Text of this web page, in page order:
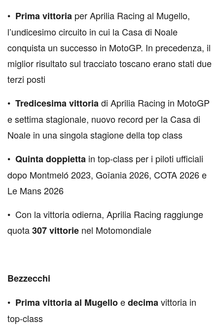
•⁠ ⁠Prima vittoria per Aprilia Racing al Mugello,
l’undicesimo circuito in cui la Casa di Noale
conquista un successo in MotoGP. In precedenza, il
miglior risultato sul tracciato toscano erano stati due
terzi posti
•⁠ ⁠ Tredicesima vittoriadi Aprilia Racing in MotoGP
e settima stagionale, nuovo record per la Casa di
Noale in una singola stagione della top class
•⁠ ⁠⁠⁠⁠Quinta doppietta in top-class per i piloti ufficiali
dopo Montmeló 2023, Goîania 2026, COTA 2026 e
Le Mans 2026
•⁠ ⁠⁠Con la vittoria odierna, Aprilia Racing raggiunge
quota307 vittorie nel Motomondiale
Bezzecchi
•⁠ ⁠ Prima vittoria al Mugelloedecimavittoria in
top-class